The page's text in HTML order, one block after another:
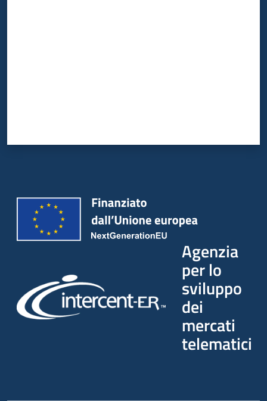
Agenzia
per lo
sviluppo
dei
mercati
telematici